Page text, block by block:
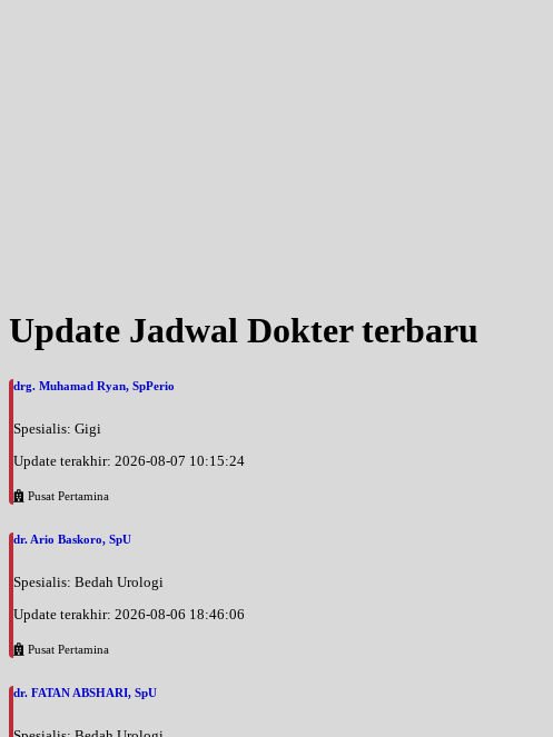
Jam 13:30 - 15:00
UMUM
Selasa, 01/09/2026
UMUM
Jam 13:00 - 16:00
Jam 09:00 - 12:00
Jumat, 04/09/2026
UMUM
Sabtu, 05/09/2026
Update Jadwal Dokter terbaru
drg. Muhamad Ryan, SpPerio
Spesialis: Gigi
Update terakhir: 2026-08-07 10:15:24
Pusat Pertamina
dr. Ario Baskoro, SpU
Spesialis: Bedah Urologi
Update terakhir: 2026-08-06 18:46:06
Pusat Pertamina
dr. FATAN ABSHARI, SpU